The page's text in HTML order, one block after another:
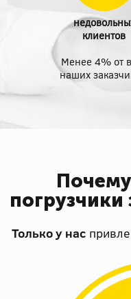
клиентов
Менее 4% от
наших
погрузчики
Только у нас